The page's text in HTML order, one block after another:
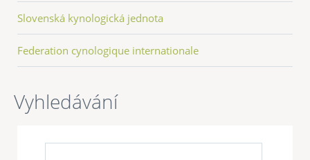
Slovenská kynologická jednota
Federation cynologique internationale
Vyhledávání